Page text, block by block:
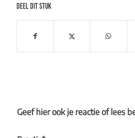
DEEL DIT STUK
Geef hier ook je reactie of lees